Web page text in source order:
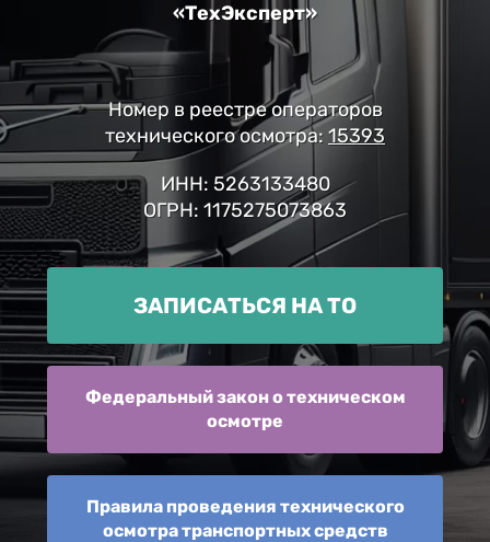
«ТехЭксперт»
Номер в реестре операторов
технического осмотра: 15393
ИНН: 5263133480
ОГРН: 1175275073863
ЗАПИСАТЬСЯ НА ТО
Федеральный закон о техническом
осмотре
Правила проведения технического
осмотра транспортных средств